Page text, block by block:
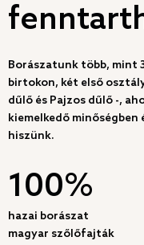
Borászatunk több, mint
birtokon, két első
dűlő és Pajzos dűlő -,
kiemelkedő minőségben
hiszünk.
100%
hazai borászat
magyar szőlőfajták